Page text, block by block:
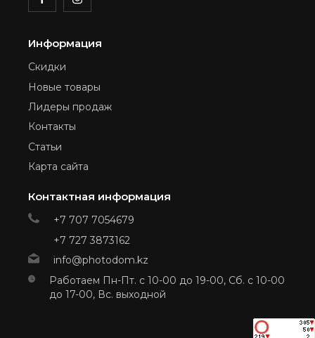
Информация
Скидки
Новые товары
Лидеры продаж
Контакты
Статьи
Карта сайта
Контактная информация
+7 707 7054679
+7 727 3873162
info@photodom.kz
Работаем Пн-Пт. с 10-00 до 19-00, Сб. с 10-00
до 17-00, Вс. выходной